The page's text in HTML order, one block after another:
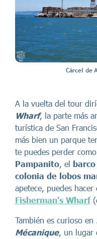
Cárcel de
A la vuelta del tour
Wharf, la parte más
turística de San
más bien un parque
te puedes perder
Pampanito, el
colonia de lobos
apetece, puedes hacer
Fisherman's Wharf
También es curioso en
Mécanique, un lugar